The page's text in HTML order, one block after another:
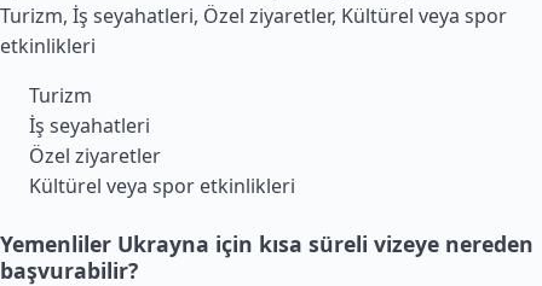
Turizm, İş seyahatleri, Özel ziyaretler, Kültürel veya spor
etkinlikleri
Turizm
İş seyahatleri
Özel ziyaretler
Kültürel veya spor etkinlikleri
Yemenliler Ukrayna için kısa süreli vizeye nereden
başvurabilir?